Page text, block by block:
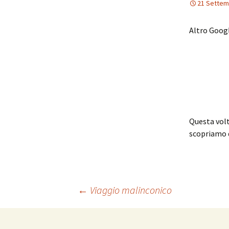
21
Altro
Questa
scopriamo
Navigazione
← Viaggio malinconico